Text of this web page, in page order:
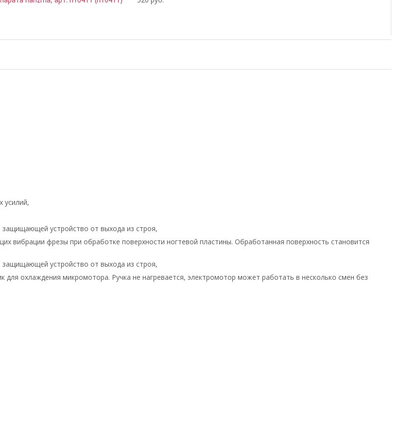
усилий,
защищающей устройство от выхода из строя,
вибрации фрезы при обработке поверхности ногтевой пластины. Обработанная поверхность становится
защищающей устройство от выхода из строя,
для охлаждения микромотора. Ручка не нагревается, электромотор может работать в несколько смен без